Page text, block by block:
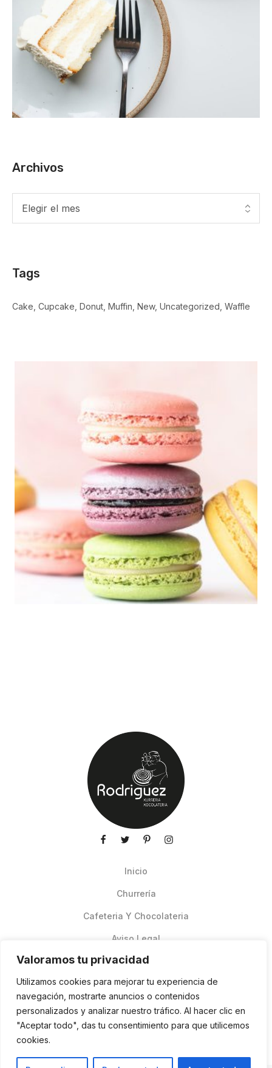
Valoramos tu privacidad
Utilizamos cookies para mejorar tu experiencia de
navegación, mostrarte anuncios o contenidos
personalizados y analizar nuestro tráfico. Al hacer clic en
"Aceptar todo", das tu consentimiento para que utilicemos
cookies.
Archivos
Tags
Cake Cupcake Donut Muffin New Uncategorized Waffle
Inicio
Churrería
Cafeteria Y Chocolateria
Aviso Legal
Pedidos Online Glovo
Contacto